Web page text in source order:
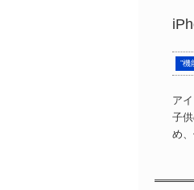
”機
ア
子
め